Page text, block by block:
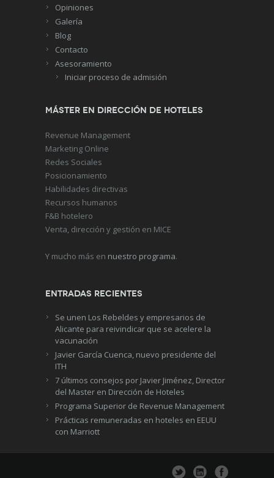
Opiniones
Galería
Blog
Contacto
Asesoramiento
Iniciar proceso de admisión
Máster en Dirección de Hoteles
Revenue Management
Marketing Online
Redes Sociales
Posicionamiento
Habilidades directivas
Recursos humanos
F&B hotelero
Venta, dirección y gestión en MICE
Y mucho más en nuestro programa.
Entradas recientes
Se unen Los Rebeldes y empresarios de
Alicante para reivindicar que se acelere la
vacunación
Javier García Cuenca, nuevo presidente del
ITH
7 últimos consejos por Javier Jiménez, Director
del Master en Dirección de Hoteles
Programa Superior de Revenue Management
Prácticas remuneradas en hoteles en EEUU
con Marriott